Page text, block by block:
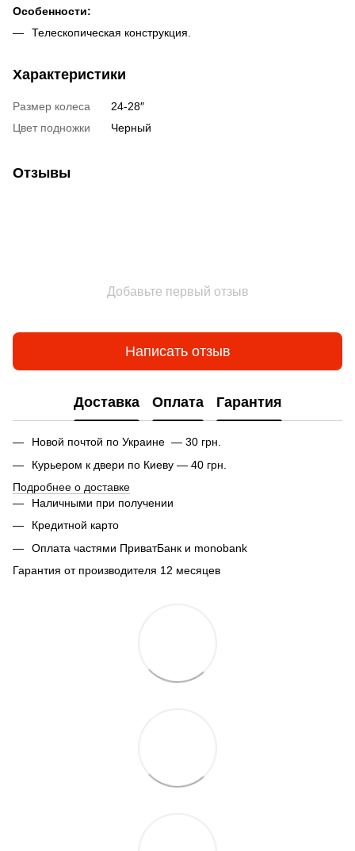
Особенности:
Телескопическая конструкция.
Характеристики
Размер колеса
24-28″
Цвет подножки
Черный
Отзывы
Добавьте первый отзыв
Написать отзыв
Доставка Оплата Гарантия
Новой почтой по Украине — 30 грн.
Курьером к двери по Киеву — 40 грн.
Подробнее о доставке
Наличными при получении
Кредитной карто
Оплата частями ПриватБанк и monobank
Гарантия от производителя 12 месяцев